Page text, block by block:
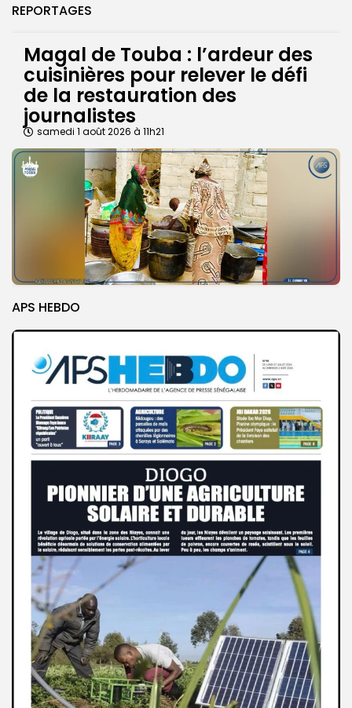
REPORTAGES
Magal de Touba : l’ardeur des
cuisinières pour relever le défi
de la restauration des
journalistes
samedi 1 août 2026 à 11h21
APS HEBDO